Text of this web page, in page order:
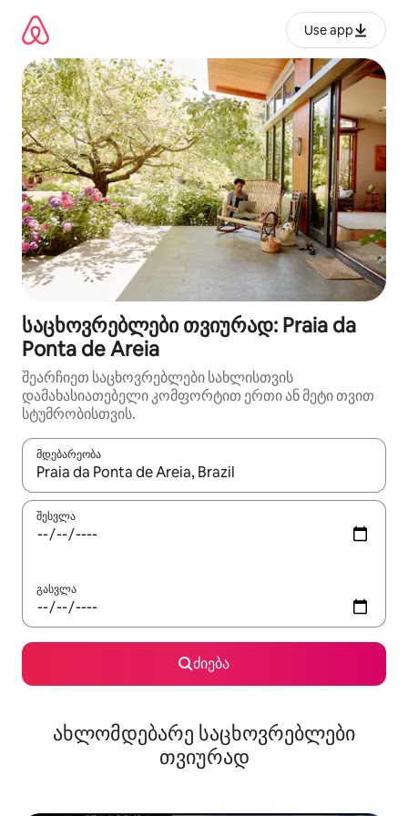
გადასვლა
Use app
საცხოვრებლები თვიურად: Praia da
Ponta de Areia
შეარჩიეთ საცხოვრებლები სახლისთვის
დამახასიათებელი კომფორტით ერთი ან მეტი თვით
სტუმრობისთვის.
მდებარეობა
როცა შედეგები ხელმისაწვდომი გახდება, ნავიგაციისთვის
შესვლა
გასვლა
ძიება
ახლომდებარე საცხოვრებლები
თვიურად